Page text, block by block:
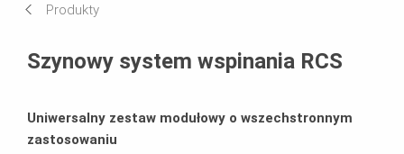
Do pobrania
Produkty
Szynowy system wspinania RCS
Uniwersalny zestaw modułowy o wszechstronnym
zastosowaniu